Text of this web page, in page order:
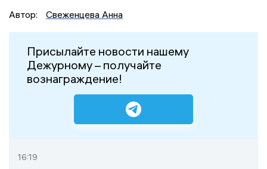
Автор:
Свеженцева Анна
Присылайте новости нашему
Дежурному – получайте
вознаграждение!
16:19